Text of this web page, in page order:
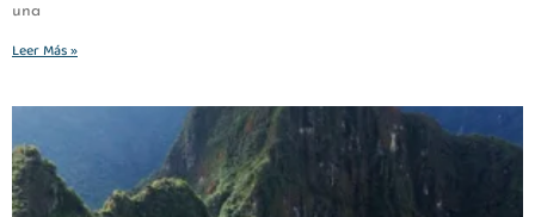
una
Leer Más »